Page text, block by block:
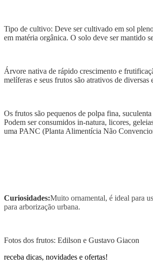
Tipo de cultivo: Deve ser cultivado em sol
em matéria orgânica. O solo deve ser mantido
Árvore nativa de rápido crescimento e
melíferas e seus frutos são atrativos de diversas
Os frutos são pequenos de polpa fina, suculenta
Podem ser consumidos in-natura, licores,
uma PANC (Planta Alimentícia Não
Curiosidades:Muito ornamental, é ideal para
para arborização urbana.
Fotos dos frutos: Edilson e Gustavo Giacon
receba dicas, novidades e ofertas!